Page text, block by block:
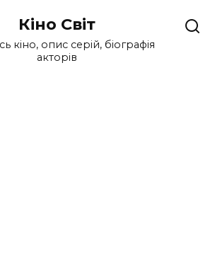
Кіно Світ
кіно, опис серій, біографія
акторів